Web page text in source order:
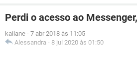
Perdi o acesso ao
kailane - 7 abr 2018 às 11:05
Alessandra - 8 jul 2020 às 01:50